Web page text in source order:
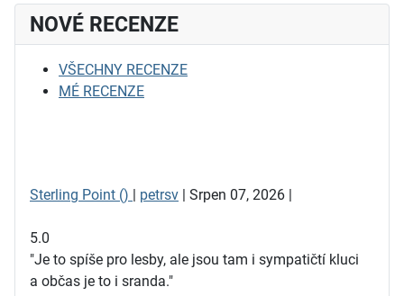
NOVÉ RECENZE
VŠECHNY RECENZE
MÉ RECENZE
Sterling Point () | petrsv | Srpen 07, 2026 |
5.0
"Je to spíše pro lesby, ale jsou tam i sympatičtí kluci
a občas je to i sranda."